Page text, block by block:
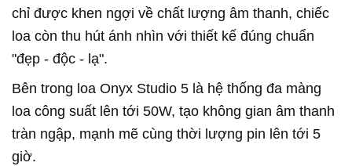
chỉ được khen ngợi về chất lượng âm thanh, chiếc
loa còn thu hút ánh nhìn với thiết kế đúng chuẩn
"đẹp - độc - lạ".
Bên trong loa Onyx Studio 5 là hệ thống đa màng
loa công suất lên tới 50W, tạo không gian âm thanh
tràn ngập, mạnh mẽ cùng thời lượng pin lên tới 5
giờ.